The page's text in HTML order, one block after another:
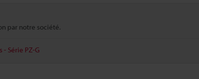
par notre société.
Série PZ-G